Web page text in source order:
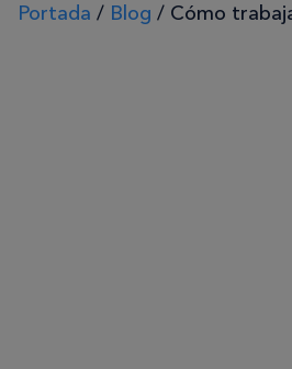
Portada / Blog / Cómo